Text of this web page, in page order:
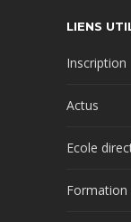
LIENS
Inscription
Actus
Ecole
Formation